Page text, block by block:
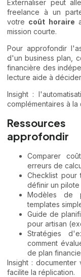
Externaliser peut
freelance à un
votre coût horaire
mission courte.
Pour approfondir
d'un business plan,
financière des
lecture aide à
Insight :
complémentaires à la
approfondir
Comparer
erreurs de
Checklist pour
définir un pilote
Modèles de
templates
Guide de
pour artisan
Stratégies
comment
de plan
Insight :
facilite la réplication.